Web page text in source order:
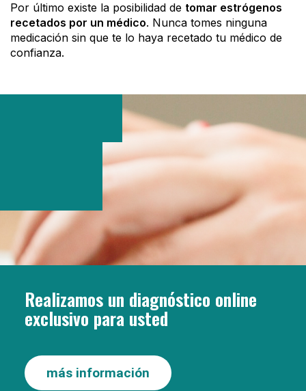
Por último existe la posibilidad de tomar estrógenos
recetados por un médico. Nunca tomes ninguna
medicación sin que te lo haya recetado tu médico de
confianza.
Realizamos un diagnóstico online
exclusivo para usted
más información